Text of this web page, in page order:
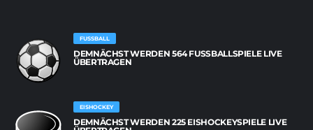
FUSSBALL
DEMNÄCHST WERDEN 564 FUSSBALLSPIELE LIVE Ü
BERTRAGEN
EISHOCKEY
DEMNÄCHST WERDEN 225 EISHOCKEYSPIELE LIVE